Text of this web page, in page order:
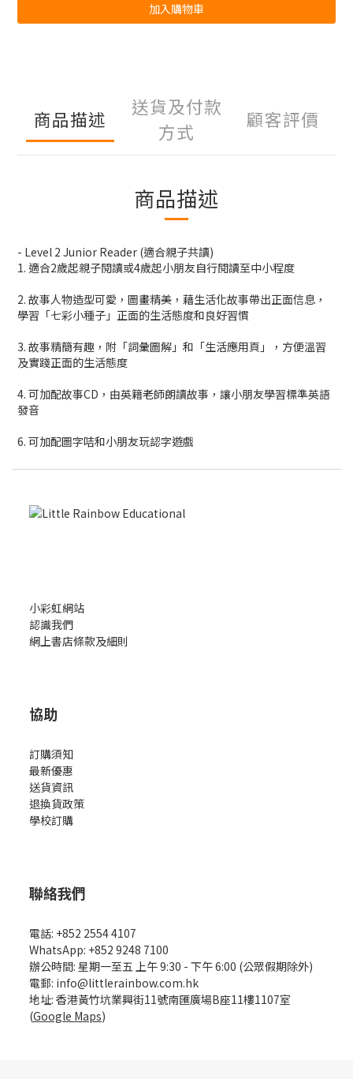
加入購物車
商品描述
送貨及付款
方式
顧客評價
商品描述
- Level 2 Junior Reader (適合親子共讀)
1. 適合2歲起親子閱讀或4歲起小朋友自行閱讀至中小程度
2. 故事人物造型可愛，圖畫精美，藉生活化故事帶出正面信息，
學習「七彩小種子」正面的生活態度和良好習慣
3. 故事精簡有趣，附「詞彙圖解」和「生活應用頁」，方便溫習
及實踐正面的生活態度
4. 可加配故事CD，由英籍老師朗讀故事，讓小朋友學習標準英語
發音
6. 可加配圖字咭和小朋友玩認字遊戲
小彩虹網站
認識我們
網上書店條款及細則
協助
訂購須知
最新優惠
送貨資訊
退換貨政策
學校訂購
聯絡我們
電話: +852 2554 4107
WhatsApp: +852 9248 7100
辦公時間: 星期一至五 上午 9:30 - 下午 6:00 (公眾假期除外)
電郵: info@littlerainbow.com.hk
地址: 香港黃竹坑業興街11號南匯廣場B座11樓1107室
(Google Maps)